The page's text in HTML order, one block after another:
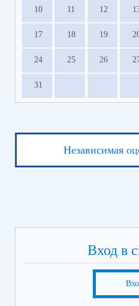
10 11 12
17 18 19
24 25 26
31
Независимая
Вход в